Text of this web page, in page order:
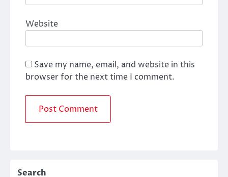
Website
Save my name, email, and website in this
browser for the next time I comment.
Search